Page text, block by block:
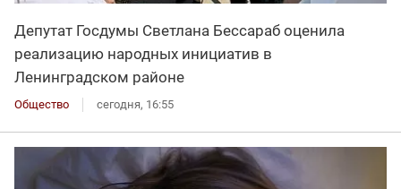
Депутат Госдумы Светлана Бессараб оценила
реализацию народных инициатив в
Ленинградском районе
Общество сегодня, 16:55